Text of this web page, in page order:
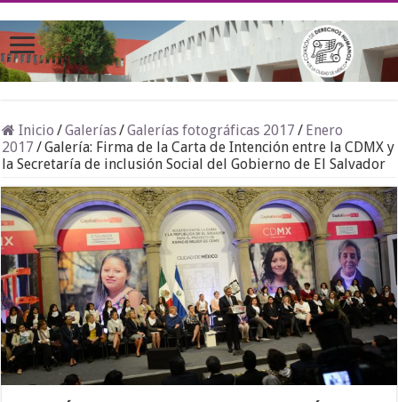
Inicio /Galerías/Galerías fotográficas 2017 / Enero
2017 /Galería: Firma de la Carta de Intención entre la CDMX y
la Secretaría de inclusión Social del Gobierno de El Salvador